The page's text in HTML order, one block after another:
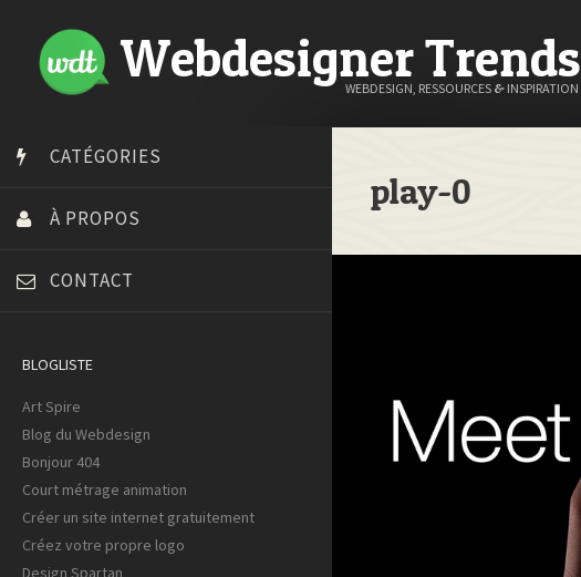
Webdesigner Trends
WEBDESIGN, RESSOURCES & INSPIRATION
CATÉGORIES
À PROPOS
CONTACT
BLOGLISTE
Art Spire
Blog du Webdesign
Bonjour 404
Court métrage animation
Créer un site internet gratuitement
Créez votre propre logo
Design Spartan
play-0